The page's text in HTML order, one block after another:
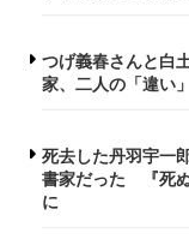
つげ義春さんと白
家、二人の「違い
死去した丹羽宇一
書家だった 『死
に